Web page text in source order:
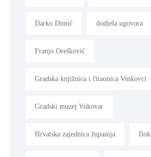
Darko Dimić dodjela ugovora
Franjo Orešković
Gradska knjižnica i čitaonica Vinkovci
Gradski muzej Vukovar
Hrvatska zajednica županija Ilok